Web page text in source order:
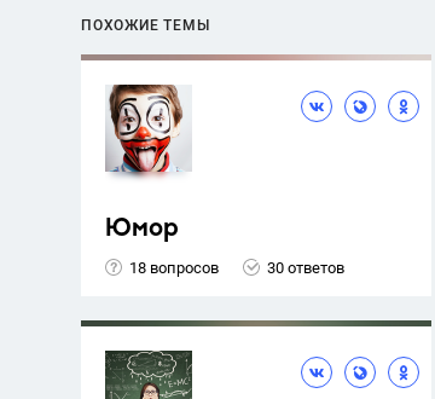
ПОХОЖИЕ ТЕМЫ
Юмор
18 вопросов 30 ответов